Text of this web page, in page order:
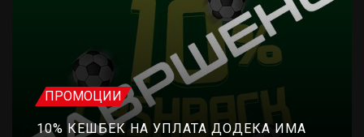
ПРОМОЦИИ
10% КЕШБЕК НА УПЛАТА ДОДЕКА ИМА